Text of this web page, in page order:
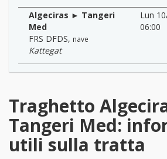
Algeciras ► Tangeri
Med
FRS DFDS, nave
Kattegat
Lun
06:00
Traghetto
Tangeri Med:
utili sulla tratta